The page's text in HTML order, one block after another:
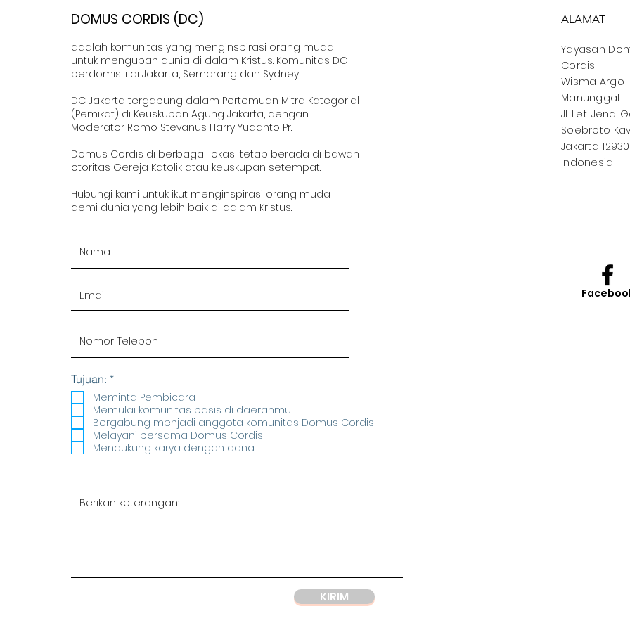
DOMUS CORDIS (DC)
adalah komunitas yang menginspirasi orang muda
untuk mengubah dunia di dalam Kristus. Komunitas DC
berdomisili di Jakarta, Semarang dan Sydney.
DC Jakarta tergabung dalam Pertemuan Mitra Kategorial
(Pemikat) di Keuskupan Agung Jakarta, dengan
Moderator Romo Stevanus Harry Yudanto Pr.
Domus Cordis di berbagai lokasi tetap berada di bawah
otoritas Gereja Katolik atau keuskupan setempat.
Hubungi kami untuk ikut menginspirasi orang muda
demi dunia yang lebih baik di dalam Kristus.
Tujuan: *R
q
u
i
r
e
Meminta Pembicara
Memulai komunitas basis di daerahmu
Bergabung menjadi anggota komunitas Domus Cordis
Melayani bersama Domus Cordis
Mendukung karya dengan dana
KIRIM
ALAMAT
Yayasan
Cordis
Wisma Argo
Manunggal
Jl. Let. Jend.
Soebroto
Jakarta 12930
Indonesia